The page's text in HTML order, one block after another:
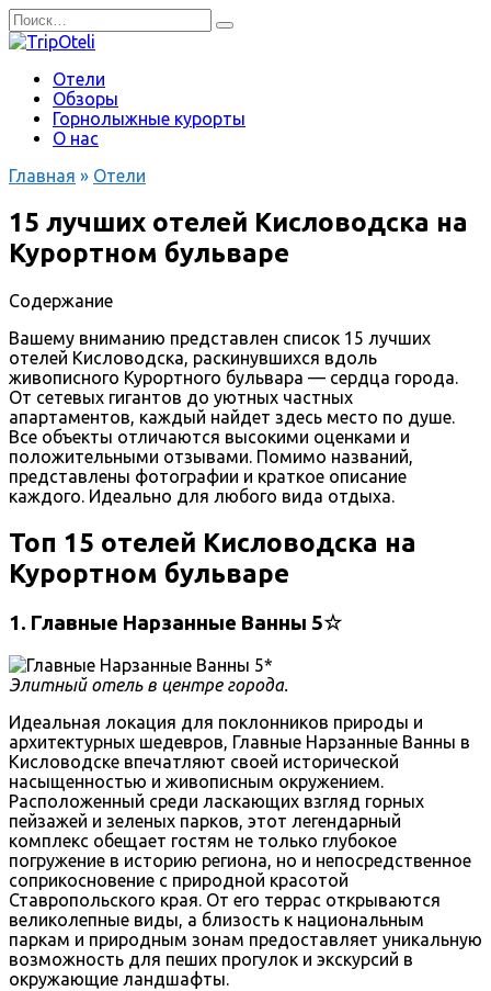
Перейти
к
содержанию
Search
for:
Отели
Обзоры
Горнолыжные курорты
О нас
Главная » Отели
15 лучших отелей Кисловодска на
Курортном бульваре
Содержание
Вашему вниманию представлен список 15 лучших
отелей Кисловодска, раскинувшихся вдоль
живописного Курортного бульвара — сердца города.
От сетевых гигантов до уютных частных
апартаментов, каждый найдет здесь место по душе.
Все объекты отличаются высокими оценками и
положительными отзывами. Помимо названий,
представлены фотографии и краткое описание
каждого. Идеально для любого вида отдыха.
Топ 15 отелей Кисловодска на
Курортном бульваре
1. Главные Нарзанные Ванны 5☆
Элитный отель в центре города.
Идеальная локация для поклонников природы и
архитектурных шедевров, Главные Нарзанные Ванны в
Кисловодске впечатляют своей исторической
насыщенностью и живописным окружением.
Расположенный среди ласкающих взгляд горных
пейзажей и зеленых парков, этот легендарный
комплекс обещает гостям не только глубокое
погружение в историю региона, но и непосредственное
соприкосновение с природной красотой
Ставропольского края. От его террас открываются
великолепные виды, а близость к национальным
паркам и природным зонам предоставляет уникальную
возможность для пеших прогулок и экскурсий в
окружающие ландшафты.